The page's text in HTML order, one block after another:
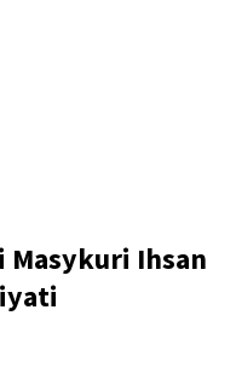
Masykuri Ihsan